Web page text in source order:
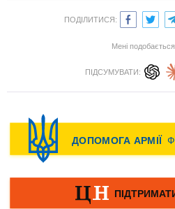
ПОДІЛИТИСЯ:
Мені подобається
ПІДСУМУВАТИ: